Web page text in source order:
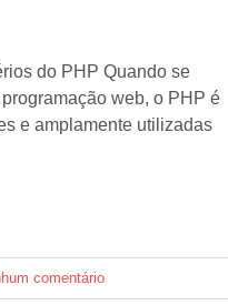
do PHP Quando se
web, o PHP é
e amplamente utilizadas
comentário